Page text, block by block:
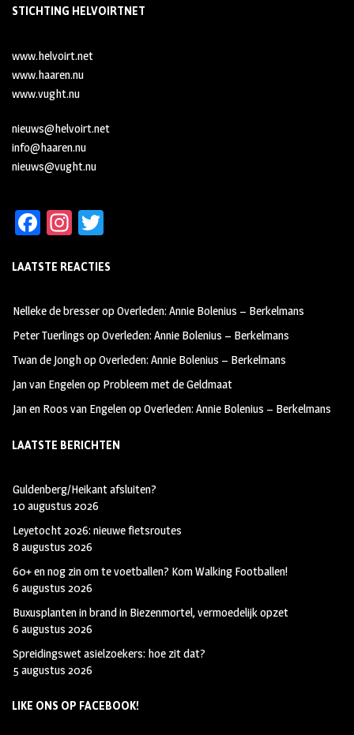
STICHTING HELVOIRTNET
www.helvoirt.net
www.haaren.nu
www.vught.nu
nieuws@helvoirt.net
info@haaren.nu
nieuws@vught.nu
Fa
b
oo
k
In
ag
m
tt
LAATSTE REACTIES
Nelleke de bresseropOverleden: Annie Bolenius – Berkelmans
Peter Tuerlings opOverleden: Annie Bolenius – Berkelmans
Twan de JonghopOverleden: Annie Bolenius – Berkelmans
Jan van Engelenop Probleem met de Geldmaat
Jan en Roos van EngelenopOverleden: Annie Bolenius – Berkelmans
LAATSTE BERICHTEN
Guldenberg/Heikant afsluiten?
10 augustus 2026
Leyetocht 2026: nieuwe fietsroutes
8 augustus 2026
60+ en nog zin om te voetballen? Kom Walking Footballen!
6 augustus 2026
Buxusplanten in brand in Biezenmortel, vermoedelijk opzet
6 augustus 2026
Spreidingswet asielzoekers: hoe zit dat?
5 augustus 2026
LIKE ONS OP FACEBOOK!